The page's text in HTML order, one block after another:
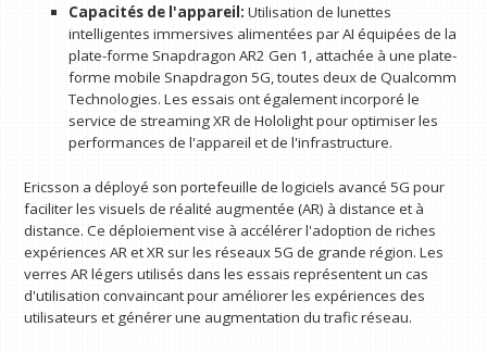
Capacités de l'appareil: Utilisation de lunettes
intelligentes immersives alimentées par AI équipées de la
plate-forme Snapdragon AR2 Gen 1, attachée à une plate-
forme mobile Snapdragon 5G, toutes deux de Qualcomm
Technologies. Les essais ont également incorporé le
service de streaming XR de Hololight pour optimiser les
performances de l'appareil et de l'infrastructure.
Ericsson a déployé son portefeuille de logiciels avancé 5G pour
faciliter les visuels de réalité augmentée (AR) à distance et à
distance. Ce déploiement vise à accélérer l'adoption de riches
expériences AR et XR sur les réseaux 5G de grande région. Les
verres AR légers utilisés dans les essais représentent un cas
d'utilisation convaincant pour améliorer les expériences des
utilisateurs et générer une augmentation du trafic réseau.